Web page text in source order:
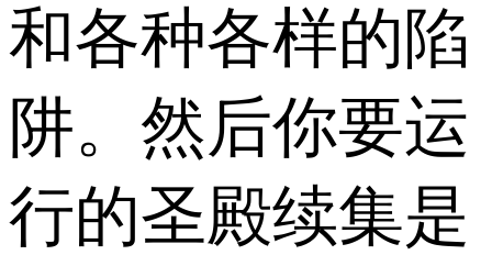
和各种各样的陷
阱。然后你要运
行的圣殿续集是